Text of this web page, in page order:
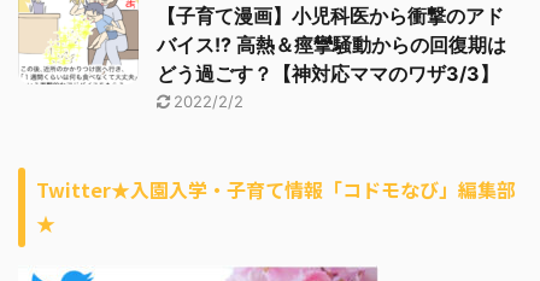
【子育て漫画】小児科医から衝撃のアド
バイス!? 高熱＆痙攣騒動からの回復期は
どう過ごす？【神対応ママのワザ3/3】
2022/2/2
Twitter★入園入学・子育て情報「コドモなび」編集部
★